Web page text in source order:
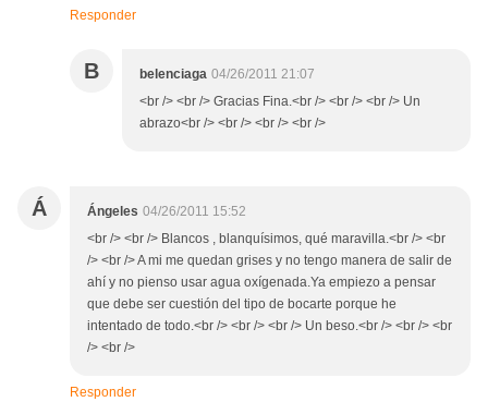
Responder
B belenciaga 04/26/2011 21:07
<br /> <br /> Gracias Fina.<br /> <br /> <br /> Un
abrazo<br /> <br /> <br /> <br />
Á Ángeles 04/26/2011 15:52
<br /> <br /> Blancos , blanquísimos, qué maravilla.<br /> <br
/> <br /> A mi me quedan grises y no tengo manera de salir de
ahí y no pienso usar agua oxígenada.Ya empiezo a pensar
que debe ser cuestión del tipo de bocarte porque he
intentado de todo.<br /> <br /> <br /> Un beso.<br /> <br /> <br
/> <br />
Responder